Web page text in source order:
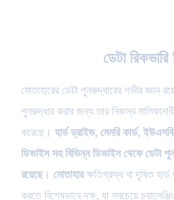
ডেটা রিকভারি
মোতাহারের ডেটা পুনরুদ্ধারের গভীর জ্ঞান
পুনরুদ্ধার করার জন্য তার নিজস্ব
করেছে। হার্ড ড্রাইভ, মেমরি কার্ড,
ডিভাইস সহ বিভিন্ন ডিভাইস থেকে ডেটা
রয়েছে। মোতাহারক্ষতিগ্রস্থ বা দূষিত
করতে বিশেষভাবে দক্ষ, যা সবচেয়ে